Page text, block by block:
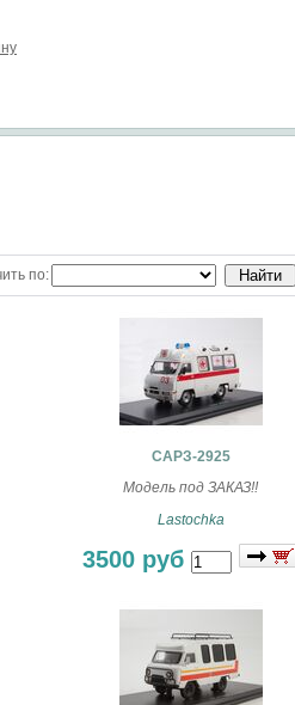
по:
САРЗ-2925
Модель под ЗАКАЗ!!
Lastochka
3500 руб